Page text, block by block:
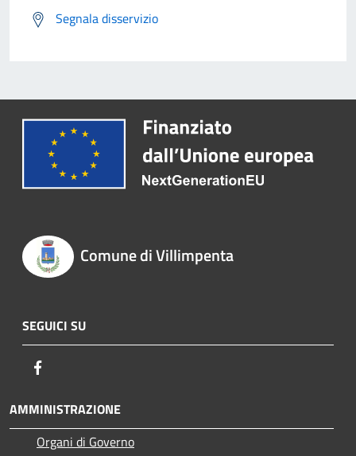
Segnala disservizio
Comune di Villimpenta
SEGUICI SU
AMMINISTRAZIONE
Organi di Governo